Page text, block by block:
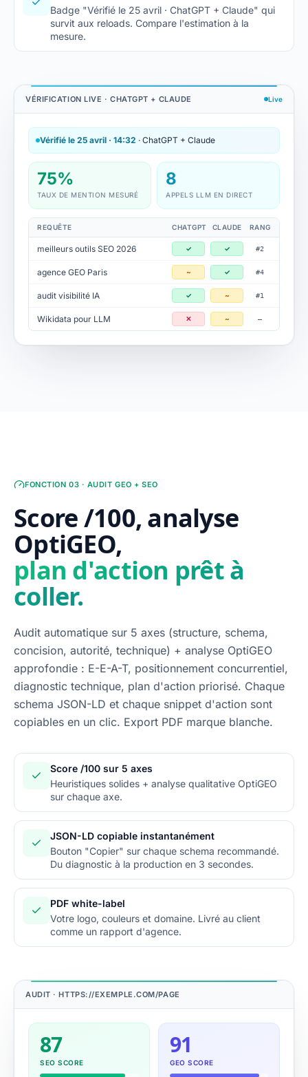
Badge "Vérifié le 25 avril · ChatGPT + Claude" qui
survit aux reloads. Compare l'estimation à la
mesure.
VÉRIFICATION LIVE · CHATGPT + CLAUDE Live
Vérifié le 25 avril · 14:32 · ChatGPT + Claude
75%
TAUX DE MENTION MESURÉ
8
APPELS LLM EN DIRECT
REQUÊTE CHATGPT CLAUDE RANG
meilleurs outils SEO 2026 ✓ ✓ #2
agence GEO Paris ~ ✓ #4
audit visibilité IA ✓ ~ #1
Wikidata pour LLM ✕ ~ —
FONCTION 03 · AUDIT GEO + SEO
Score /100, analyse
OptiGEO,
plan d'action prêt à
coller.
Audit automatique sur 5 axes (structure, schema,
concision, autorité, technique) + analyse OptiGEO
approfondie : E-E-A-T, positionnement concurrentiel,
diagnostic technique, plan d'action priorisé. Chaque
schema JSON-LD et chaque snippet d'action sont
copiables en un clic. Export PDF marque blanche.
Score /100 sur 5 axes
Heuristiques solides + analyse qualitative OptiGEO
sur chaque axe.
JSON-LD copiable instantanément
Bouton "Copier" sur chaque schema recommandé.
Du diagnostic à la production en 3 secondes.
PDF white-label
Votre logo, couleurs et domaine. Livré au client
comme un rapport d'agence.
AUDIT · HTTPS://EXEMPLE.COM/PAGE
87
SEO SCORE
91
GEO SCORE